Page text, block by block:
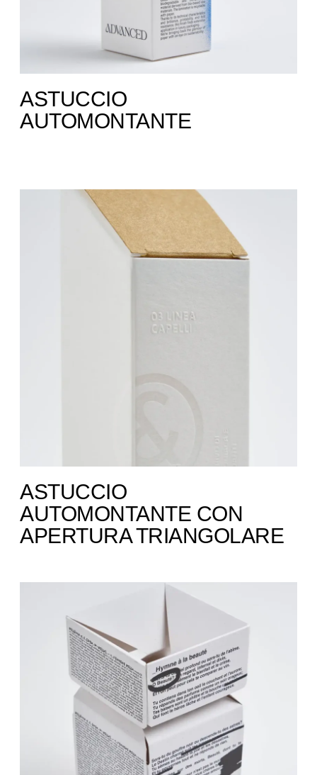
ASTUCCIO
AUTOMONTANTE ​
ASTUCCIO
AUTOMONTANTE CON
APERTURA TRIANGOLARE ​